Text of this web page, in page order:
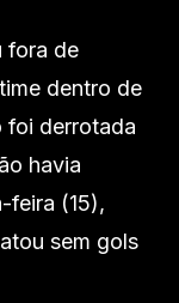
fora de
dentro de
foi derrotada
havia
feira (15),
sem gols